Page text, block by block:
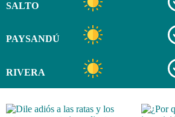
SALTO
PAYSANDÚ
RIVERA